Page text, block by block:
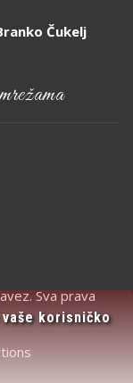
Čukelj
Sva prava
korisničko